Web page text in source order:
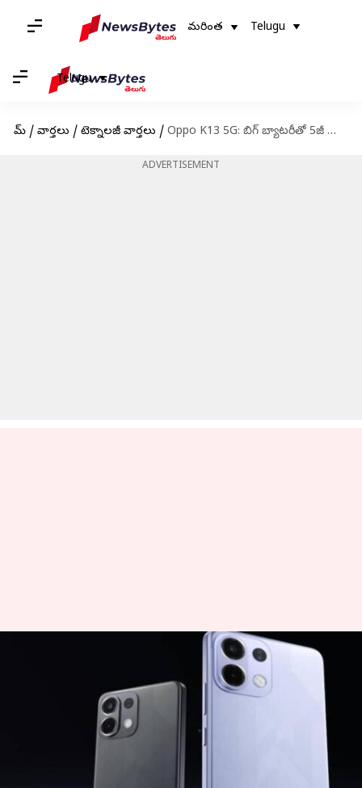
మరింత Telugu
Telugu
హోమ్ / వార్తలు / టెక్నాలజీ వార్తలు / Oppo K13 5G: బిగ్‌ బ్యాటరీతో 5జీ స్మార్ట్‌ఫోన్‌ను లాంచ్‌ చేసిన ఒప్పో.. గంటలోనే బ్యాటరీ ఫుల్‌
ADVERTISEMENT
Oppo K13 5G: బిగ్‌ బ్యాటరీతో 5జీ
స్మార్ట్‌ఫోన్‌ను లాంచ్‌ చేసిన ఒప్పో..
గంటలోనే బ్యాటరీ ఫుల్‌
Sirish Praharaju Apr 21, 2025 03:39 pm
ఈ వార్తాకథనం ఏంటి